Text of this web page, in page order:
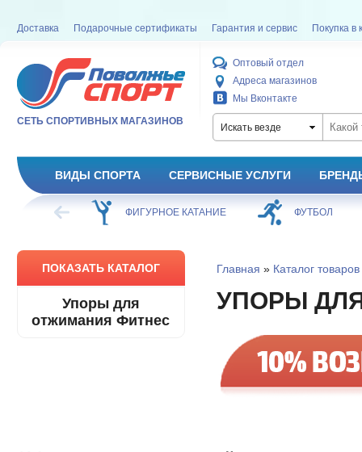
Доставка Подарочные сертификаты Гарантия и сервис Покупка в
СЕТЬ СПОРТИВНЫХ МАГАЗИНОВ
Оптовый отдел
Адреса магазинов
Мы Вконтакте
Искать везде
ВИДЫ СПОРТА СЕРВИСНЫЕ УСЛУГИ
ХОККЕЙ ФИГУРНОЕ КАТАНИЕ ФУТБОЛ
ПОКАЗАТЬ КАТАЛОГ
Упоры для
отжимания Фитнес
Главная » Каталог товаров
УПОРЫ